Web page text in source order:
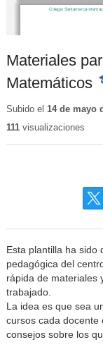
Materiales
Matemáticos -
Subido el 14 de mayo
111visualizaciones
Esta plantilla ha sido
pedagógica del
rápida de materiales
trabajado.
La idea es que sea
cursos cada docente
consejos sobre los